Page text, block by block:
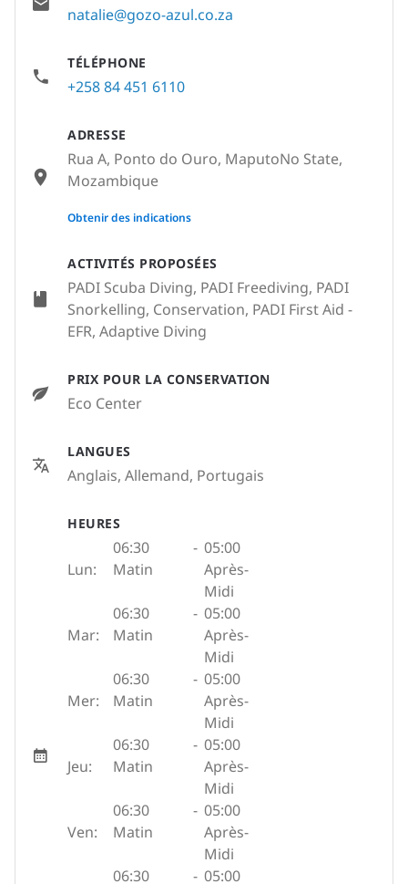
ACTIVITÉS PROPOSÉES
PADI Scuba Diving, PADI Freediving, PADI
Snorkelling, Conservation, PADI First Aid -
EFR, Adaptive Diving
PRIX POUR LA CONSERVATION
Eco Center
LANGUES
Anglais, Allemand, Portugais
HEURES
Lun:
06:30
Matin
- 05:00
Après-
Midi
Mar:
06:30
Matin
- 05:00
Après-
Midi
Mer:
06:30
Matin
- 05:00
Après-
Midi
Jeu:
06:30
Matin
- 05:00
Après-
Midi
Ven:
06:30
Matin
- 05:00
Après-
Midi
06:30
- 05:00
natalie@gozo-azul.co.za
TÉLÉPHONE
+258 84 451 6110
ADRESSE
Rua A, Ponto do Ouro, MaputoNo State,
Mozambique
None
Obtenir des indications